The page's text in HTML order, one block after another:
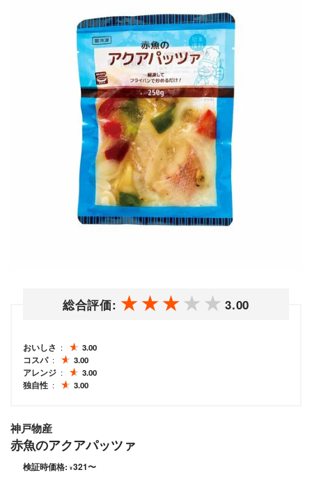
総合評価: 3.00
おいしさ
3.00
コスパ
3.00
アレンジ
3.00
独自性
3.00
神戸物産
赤魚のアクアパッツァ
検証時価格: ¥321〜